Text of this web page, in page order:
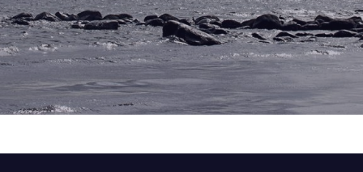
Ideella föreningar
Idrottsföreningar
Media
Transport